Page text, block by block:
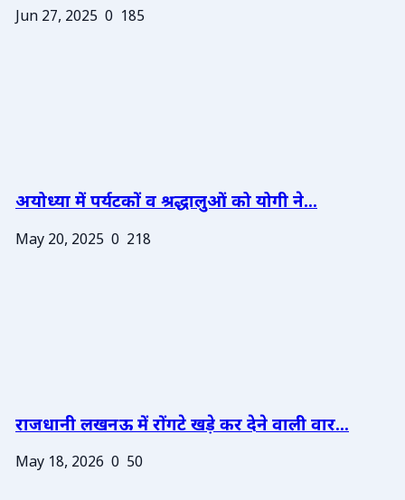
Jun 27, 2025 0 185
अयोध्या में पर्यटकों व श्रद्धालुओं को योगी ने...
May 20, 2025 0 218
राजधानी लखनऊ में रोंगटे खड़े कर देने वाली वार...
May 18, 2026 0 50